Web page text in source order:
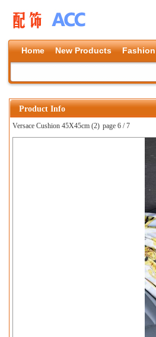
Home New Products Fashion
Product Info
Versace Cushion 45X45cm (2) page 6 / 7